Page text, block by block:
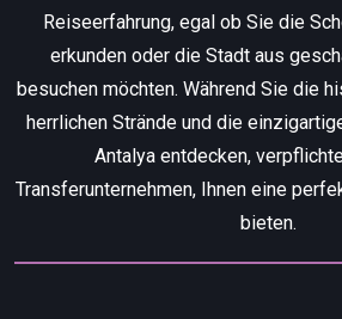
Reiseerfahrung, egal ob Sie die
erkunden oder die Stadt aus
besuchen möchten. Während Sie die
herrlichen Strände und die
Antalya entdecken,
Transferunternehmen, Ihnen eine
bieten.